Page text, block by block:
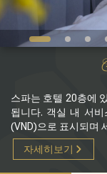
스파는 호텔 20층에
됩니다. 객실 내 서
(VND)으로 표시되며
자세히보기